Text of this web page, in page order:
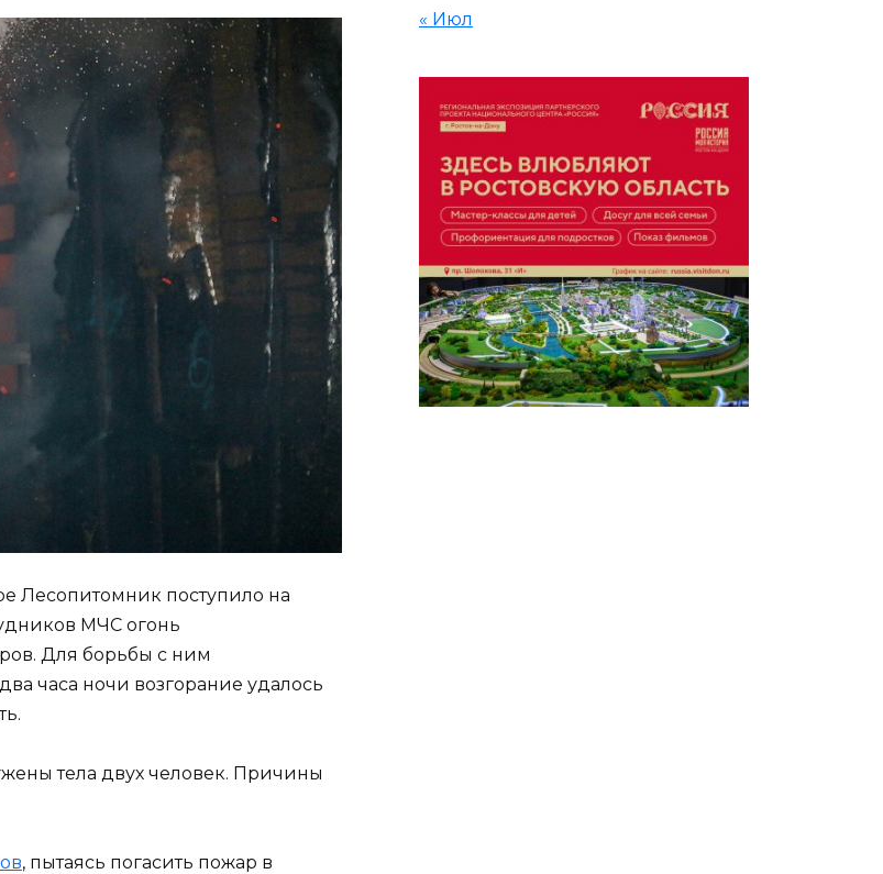
Лесопитомник поступило на
МЧС огонь
Для борьбы с ним
часа ночи возгорание удалось
тела двух человек. Причины
, пытаясь погасить пожар в
« Июл